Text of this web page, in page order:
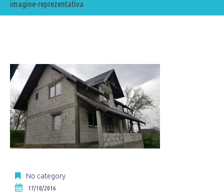
imagine-reprezentativa
No category
17/10/2016